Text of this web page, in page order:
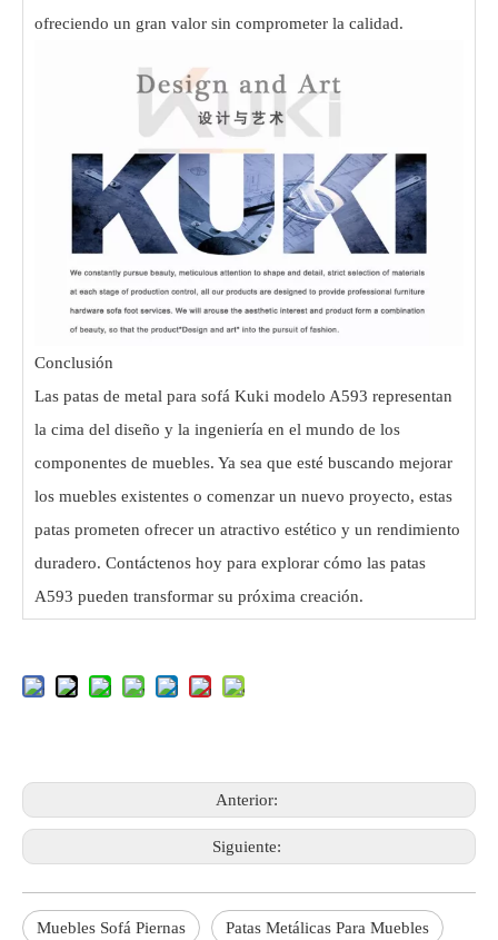
ofreciendo un gran valor sin comprometer la calidad.
Conclusión
Las patas de metal para sofá Kuki modelo A593 representan
la cima del diseño y la ingeniería en el mundo de los
componentes de muebles. Ya sea que esté buscando mejorar
los muebles existentes o comenzar un nuevo proyecto, estas
patas prometen ofrecer un atractivo estético y un rendimiento
duradero. Contáctenos hoy para explorar cómo las patas
A593 pueden transformar su próxima creación.
Anterior:
Siguiente:
Muebles Sofá Piernas Patas Metálicas Para Muebles